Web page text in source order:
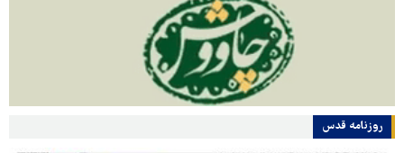
روزنامه قدس